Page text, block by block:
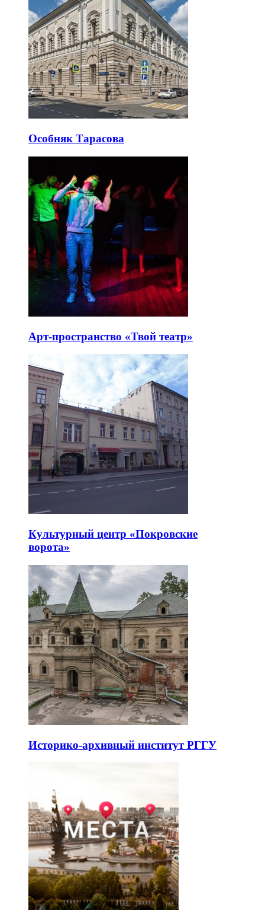
Особняк Тарасова
Арт-пространство «Твой театр»
Культурный центр «Покровские
ворота»
Историко-архивный институт РГГУ